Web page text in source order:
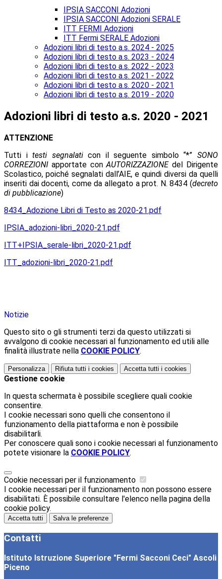
IPSIA SACCONI Adozioni
IPSIA SACCONI Adozioni SERALE
ITT FERMI Adozioni
ITT Fermi SERALE Adozioni
Adozioni libri di testo a.s. 2024 - 2025
Adozioni libri di testo a.s. 2023 - 2024
Adozioni libri di testo a.s. 2022 - 2023
Adozioni libri di testo a.s. 2021 - 2022
Adozioni libri di testo a.s. 2020 - 2021
Adozioni libri di testo a.s. 2019 - 2020
Adozioni libri di testo a.s. 2020 - 2021
ATTENZIONE
Tutti itesti segnalaticon il seguente simbolo “*”SONO
CORREZIONI apportate conAUTORIZZAZIONEdel Dirigente
Scolastico, poiché segnalati dall’AIE, e quindi diversi da quelli
inseriti dai docenti, come da allegato a prot. N. 8434 (decreto
di pubblicazione)
8434_Adozione Libri di Testo as 2020-21.pdf
IPSIA_adozioni-libri_2020-21.pdf
ITT+IPSIA_serale-libri_2020-21.pdf
ITT_adozioni-libri_2020-21.pdf
Notizie
Questo sito o gli strumenti terzi da questo utilizzati si
avvalgono di cookie necessari al funzionamento ed utili alle
finalità illustrate nella COOKIE POLICY.
Personalizza Rifiuta tutti i cookies Accetta tutti i cookies
Gestione cookie
In questa schermata è possibile scegliere quali cookie
consentire.
I cookie necessari sono quelli che consentono il
funzionamento della piattaforma e non è possibile
disabilitarli.
Per conoscere quali sono i cookie necessari al funzionamento
potete visionare la COOKIE POLICY.
Cookie necessari per il funzionamento
I cookie necessari per il funzionamento non possono essere
disabilitati. È possibile consultare l'elenco nella pagina della
cookie policy.
Accetta tutti Salva le preferenze
Contatti
Istituto Istruzione Superiore "Fermi Sacconi Ceci" Ascoli
Piceno